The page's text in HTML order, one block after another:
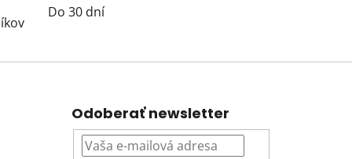
Do 30 dní
Odoberať newsletter